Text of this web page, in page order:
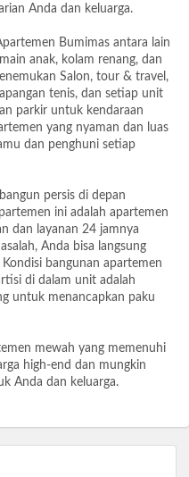
Anda dan keluarga.
Bumimas antara lain
anak, kolam renang, dan
Salon, tour & travel,
tenis, dan setiap unit
parkir untuk kendaraan
yang nyaman dan luas
dan penghuni setiap
persis di depan
ini adalah apartemen
dan layanan 24 jamnya
Anda bisa langsung
bangunan apartemen
di dalam unit adalah
untuk menancapkan paku
mewah yang memenuhi
high-end dan mungkin
Anda dan keluarga.